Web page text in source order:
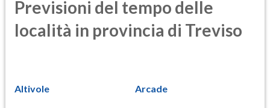
Previsioni del tempo delle
località in provincia di Treviso
Altivole Arcade